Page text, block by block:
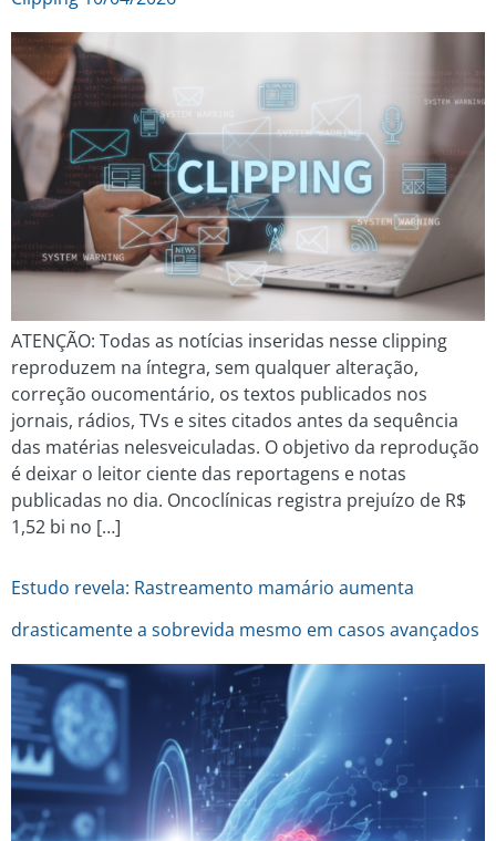
ATENÇÃO: Todas as notícias inseridas nesse clipping
reproduzem na íntegra, sem qualquer alteração,
correção oucomentário, os textos publicados nos
jornais, rádios, TVs e sites citados antes da sequência
das matérias nelesveiculadas. O objetivo da reprodução
é deixar o leitor ciente das reportagens e notas
publicadas no dia. Oncoclínicas registra prejuízo de R$
1,52 bi no […]
Estudo revela: Rastreamento mamário aumenta
drasticamente a sobrevida mesmo em casos avançados